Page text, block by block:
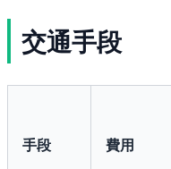
交通手段
手段 費用